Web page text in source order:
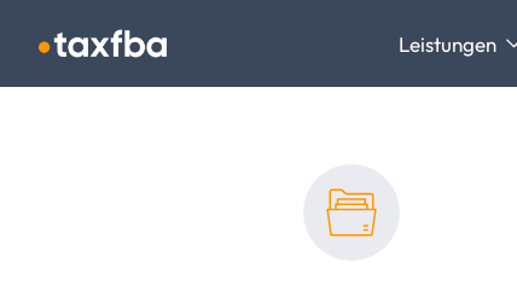
Navigation überspringen Leistungen